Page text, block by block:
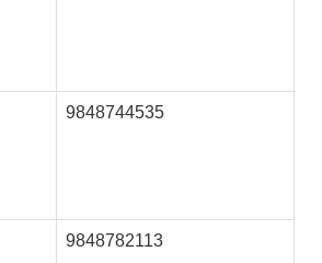
9848744535
9848782113